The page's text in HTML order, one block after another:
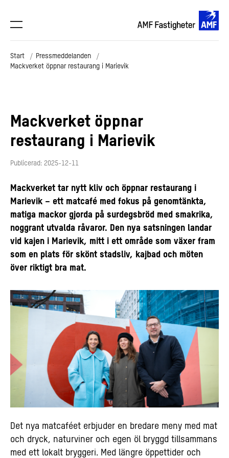
Start
Pressmeddelanden
Mackverket öppnar restaurang i Marievik
Mackverket öppnar
restaurang i Marievik
Publicerad: 2025-12-11
Mackverket tar nytt kliv och öppnar restaurang i
Marievik – ett matcafé med fokus på genomtänkta,
matiga mackor gjorda på surdegsbröd med smakrika,
noggrant utvalda råvaror. Den nya satsningen landar
vid kajen i Marievik, mitt i ett område som växer fram
som en plats för skönt stadsliv, kajbad och möten
över riktigt bra mat.
Det nya matcaféet erbjuder en bredare meny med mat
och dryck, naturviner och egen öl bryggd tillsammans
med ett lokalt bryggeri. Med längre öppettider och